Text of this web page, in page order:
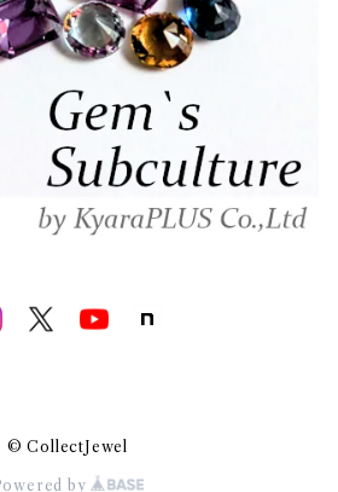
© CollectJewel
by